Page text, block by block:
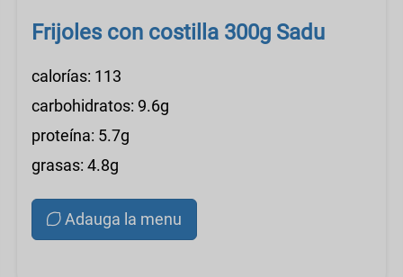
Frijoles con costilla 300g Sadu
calorías: 113
carbohidratos: 9.6g
proteína: 5.7g
grasas: 4.8g
Adauga la menu